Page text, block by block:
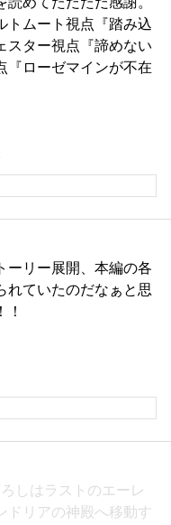
トムート視点『踏み込
スター視点『諦めない
『ローゼマインが不在
ーリー展開、本編の各
れていたのだなぁと思
しはラストのエーレ
リアの神殿へ移動す